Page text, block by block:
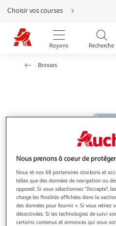
Aller
directement
au
contenu
Aller
directement
Aller
la
Choisir vos courses
Rayons Recherche
Brosses
Nous prenons à coeur de
Nous et nos 68 partenaires stockons et
telles que des données de navigation ou
appareil. Si vous sélectionnez "J'accepte",
charge les finalités affichées dans la
des données pour fournir ». Si vous retirez
désactivées. Si les technologies de suivi
certains contenus et annonces qui vous